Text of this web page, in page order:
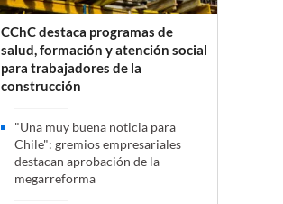
CChC destaca programas de
salud, formación y atención social
para trabajadores de la
construcción
"Una muy buena noticia para
Chile": gremios empresariales
destacan aprobación de la
megarreforma